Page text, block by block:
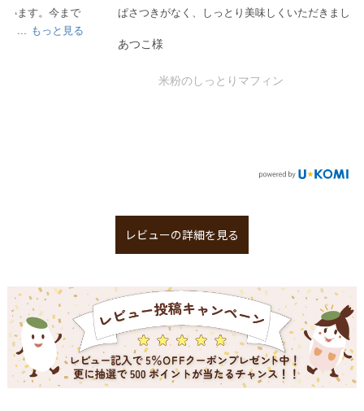
ぱさつきがなく、しっとり美味しくいただきました
米粉のしっとりマフィン
レビューの詳細を見る